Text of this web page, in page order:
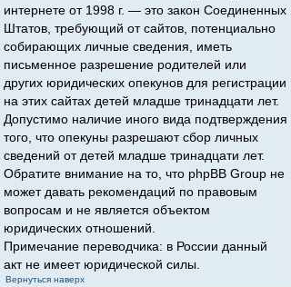
интернете от 1998 г. — это закон Соединенных
Штатов, требующий от сайтов, потенциально
собирающих личные сведения, иметь
письменное разрешение родителей или
других юридических опекунов для регистрации
на этих сайтах детей младше тринадцати лет.
Допустимо наличие иного вида подтверждения
того, что опекуны разрешают сбор личных
сведений от детей младше тринадцати лет.
Обратите внимание на то, что phpBB Group не
может давать рекомендаций по правовым
вопросам и не является объектом
юридических отношений.
Примечание переводчика: в России данный
акт не имеет юридической силы.
Вернуться наверх